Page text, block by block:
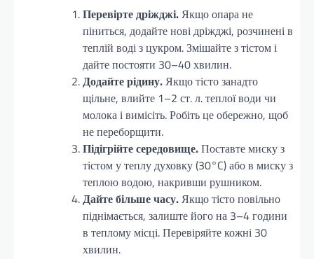
Перевірте дріжджі.Якщо опара не
піниться, додайте нові дріжджі, розчинені в
теплій воді з цукром. Змішайте з тістом і
дайте постояти 30–40 хвилин.
Додайте рідину.Якщо тісто занадто
щільне, влийте 1–2 ст. л. теплої води чи
молока і вимісіть. Робіть це обережно, щоб
не переборщити.
Підігрійте середовище.Поставте миску з
тістом у теплу духовку (30°C) або в миску з
теплою водою, накривши рушником.
Дайте більше часу.Якщо тісто повільно
піднімається, залиште його на 3–4 години
в теплому місці. Перевіряйте кожні 30
хвилин.